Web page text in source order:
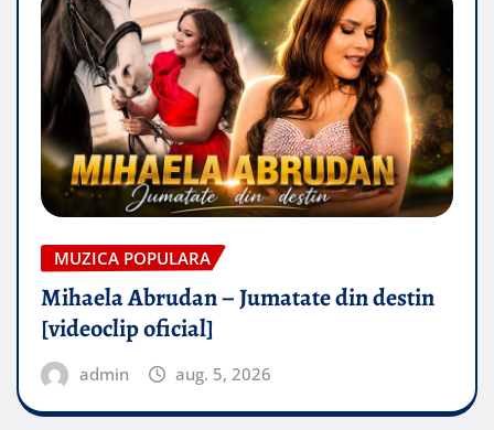
MUZICA POPULARA
Mihaela Abrudan – Jumatate din destin
[videoclip oficial]
admin aug. 5, 2026